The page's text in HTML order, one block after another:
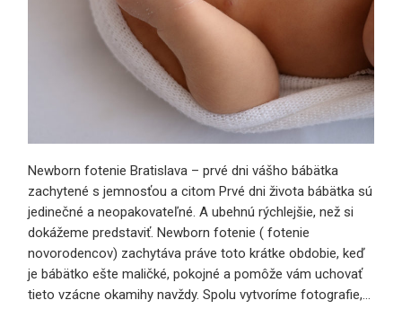
Newborn fotenie Bratislava – prvé dni vášho bábätka
zachytené s jemnosťou a citom Prvé dni života bábätka sú
jedinečné a neopakovateľné. A ubehnú rýchlejšie, než si
dokážeme predstaviť. Newborn fotenie ( fotenie
novorodencov) zachytáva práve toto krátke obdobie, keď
je bábätko ešte maličké, pokojné a pomôže vám uchovať
tieto vzácne okamihy navždy. Spolu vytvoríme fotografie,…